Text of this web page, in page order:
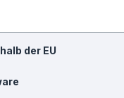
der EU